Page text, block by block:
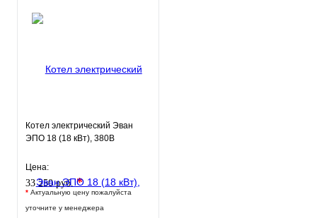
Котел электрический Эван
ЭПО 18 (18 кВт), 380В
Цена:
33 250 руб.*
* Актуальную цену пожалуйста
уточните у менеджера